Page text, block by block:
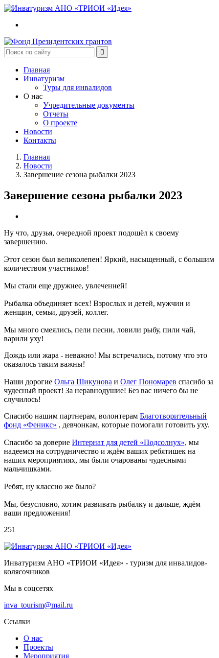
Главная
Инватуризм
Туры для инвалидов
О нас
Учредительные документы
Отчеты
О проекте
Новости
Контакты
Главная
Новости
Завершение сезона рыбалки 2023
Завершение сезона рыбалки 2023
Ну что, друзья, очередной проект подошёл к своему
завершению.
Этот сезон был великолепен! Яркий, насыщенный, с большим
количеством участников!
Мы стали еще дружнее, увлеченней!
Рыбалка объединяет всех! Взрослых и детей, мужчин и
женщин, семьи, друзей, коллег.
Мы много смеялись, пели песни, ловили рыбу, пили чай,
варили уху!
Дождь или жара - неважно! Мы встречались, потому что это
оказалось таким важны!
Наши дорогие Ольга Шикунова и Олег Пономарев спасибо за
чудесный проект! За неравнодушие! Без вас ничего бы не
случилось!
Спасибо нашим партнерам, волонтерам Благотворительный
фонд «Феникс» , девчонкам, которые помогали готовить уху.
Спасибо за доверие Интернат для детей «Подсолнух», мы
надеемся на сотрудничество и ждём ваших ребятишек на
наших мероприятиях, мы были очарованы чудесными
мальчишками.
Ребят, ну классно же было?
Мы, безусловно, хотим развивать рыбалку и дальше, ждём
ваши предложения!
251
Инватуризм АНО «ТРИОИ «Идея» - туризм для инвалидов-
колясочников
Мы в соцсетях
inva_tourism@mail.ru
Ссылки
О нас
Проекты
Мероприятия